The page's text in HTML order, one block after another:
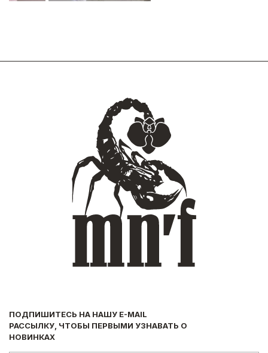
ПОДПИШИТЕСЬ НА НАШУ E-MAIL
РАССЫЛКУ, ЧТОБЫ ПЕРВЫМИ УЗНАВАТЬ О
НОВИНКАХ